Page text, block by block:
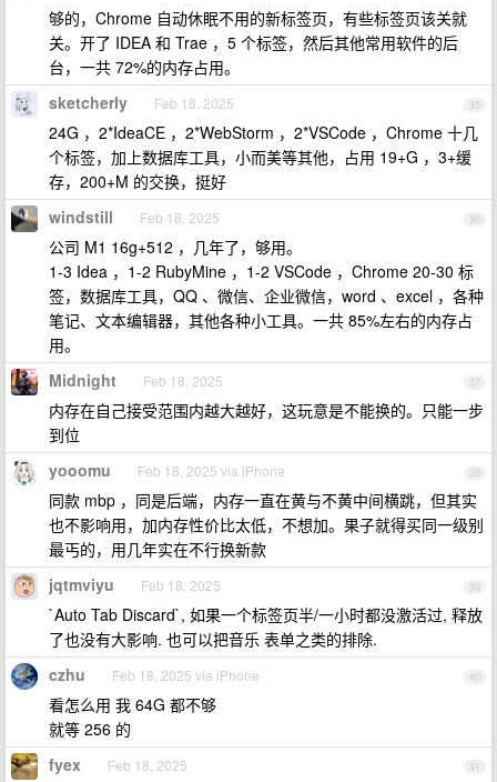
够的，Chrome 自动休眠不用的新标签页，有些标签页该关就
关。开了 IDEA 和 Trae ，5 个标签，然后其他常用软件的后
台，一共 72%的内存占用。
35
sketcherly Feb 18, 2025
24G ，2*IdeaCE ，2*WebStorm ，2*VSCode ，Chrome 十几
个标签，加上数据库工具，小而美等其他，占用 19+G ，3+缓
存，200+M 的交换，挺好
36
windstill Feb 18, 2025
公司 M1 16g+512 ，几年了，够用。
1-3 Idea ，1-2 RubyMine ，1-2 VSCode ，Chrome 20-30 标
签，数据库工具，QQ 、微信、企业微信，word 、excel ，各种
笔记、文本编辑器，其他各种小工具。一共 85%左右的内存占
用。
37
Midnight Feb 18, 2025
内存在自己接受范围内越大越好，这玩意是不能换的。只能一步
到位
38
yooomu Feb 18, 2025 via iPhone
同款 mbp ，同是后端，内存一直在黄与不黄中间横跳，但其实
也不影响用，加内存性价比太低，不想加。果子就得买同一级别
最丐的，用几年实在不行换新款
39
jqtmviyu Feb 18, 2025
`Auto Tab Discard`, 如果一个标签页半/一小时都没激活过, 释放
了也没有大影响. 也可以把音乐 表单之类的排除.
40
czhu Feb 18, 2025 via iPhone
看怎么用 我 64G 都不够
就等 256 的
41
fyex Feb 18, 2025